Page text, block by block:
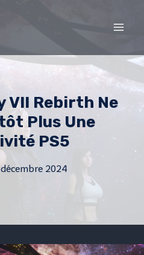
VII Rebirth Ne
Plus Une
PS5
2024